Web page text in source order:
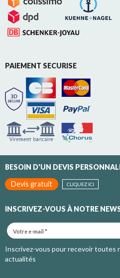
PAIEMENT SECURISE
BESOIN D'UN DEVIS
Devis gratuit
CLIQUEZ ICI
INSCRIVEZ-VOUS À NOTRE
Inscrivez-vous pour recevoir toutes
actualités